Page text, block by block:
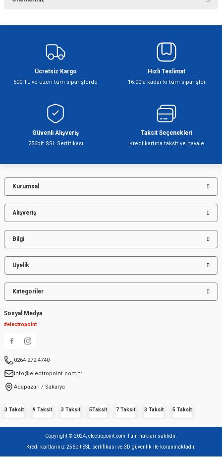
Görüş ve önerileriniz için teşekkür ederiz.
Ürün resmi kalitesiz, bozuk veya görüntülenemiyor.
Ürün bilgilerinde hatalar bulunuyor.
Ürün fiyatı diğer sitelerden daha pahalı.
Bu ürüne benzer farklı alternatifler olmalı.
Gönder
Ücretsiz Kargo
500 TL ve üzeri tüm siparişlerde
Hızlı Teslimat
16:00’a kadar ki tüm siparişler
Güvenli Alışveriş
256bit SSL Sertifikası
Taksit Seçenekleri
Kredi kartına taksit ve havale
Kurumsal
Alışveriş
Bilgi
Üyelik
Kategoriler
Sosyal Medya
#electropoint
0264 272 4740
info@electropoint.com.tr
Adapazarı / Sakarya
3 Taksit 9 Taksit 3 Taksit 5Taksit 7 Taksit 3 Taksit 5 Taksit
Copyright © 2024, electropoint.com Tüm hakları saklıdır.
Kredi kartlarınız 256bit SSL sertifikası ve 3D güvenlik ile korunmaktadır.